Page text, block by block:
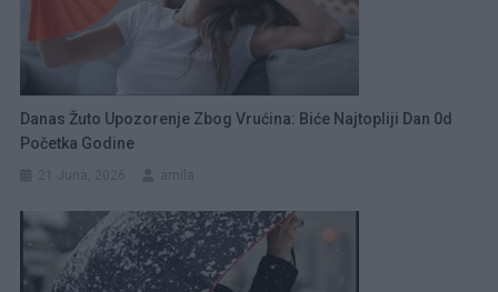
Danas Žuto Upozorenje Zbog Vrućina: Biće Najtopliji Dan 0d
Početka Godine